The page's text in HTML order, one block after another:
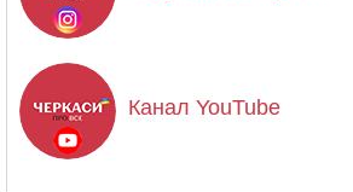
Канал YouTube